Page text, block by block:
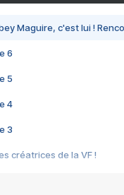
Maguire, c'est lui !
6
5
4
3
créatrices de la VF !